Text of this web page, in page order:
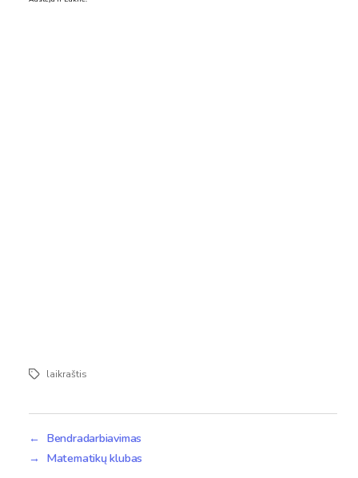
Žymoslaikraštis
← Bendradarbiavimas
→ Matematikų klubas